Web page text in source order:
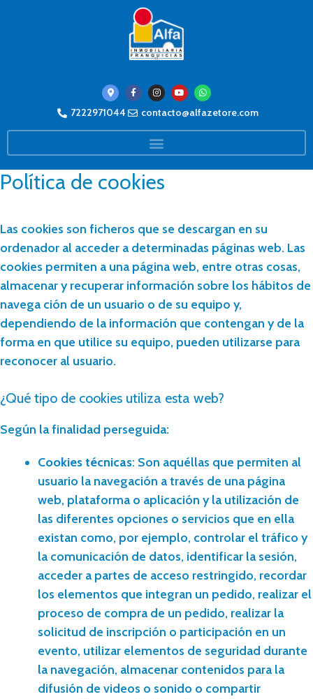
7222971044 contacto@alfazetore.com
Política de cookies
Las cookies son ficheros que se descargan en su
ordenador al acceder a determinadas páginas web. Las
cookies permiten a una página web, entre otras cosas,
almacenar y recuperar información sobre los hábitos de
navega ción de un usuario o de su equipo y,
dependiendo de la información que contengan y de la
forma en que utilice su equipo, pueden utilizarse para
reconocer al usuario.
¿Qué tipo de cookies utiliza esta web?
Según la finalidad perseguida:
Cookies técnicas: Son aquéllas que permiten al
usuario la navegación a través de una página
web, plataforma o aplicación y la utilización de
las diferentes opciones o servicios que en ella
existan como, por ejemplo, controlar el tráfico y
la comunicación de datos, identificar la sesión,
acceder a partes de acceso restringido, recordar
los elementos que integran un pedido, realizar el
proceso de compra de un pedido, realizar la
solicitud de inscripción o participación en un
evento, utilizar elementos de seguridad durante
la navegación, almacenar contenidos para la
difusión de videos o sonido o compartir